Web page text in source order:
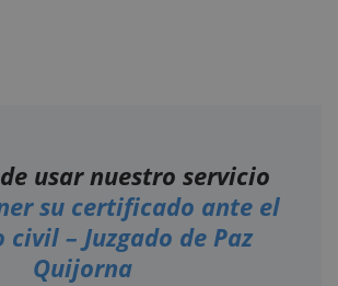
usar nuestro servicio
su certificado ante el
civil – Juzgado de Paz
Quijorna